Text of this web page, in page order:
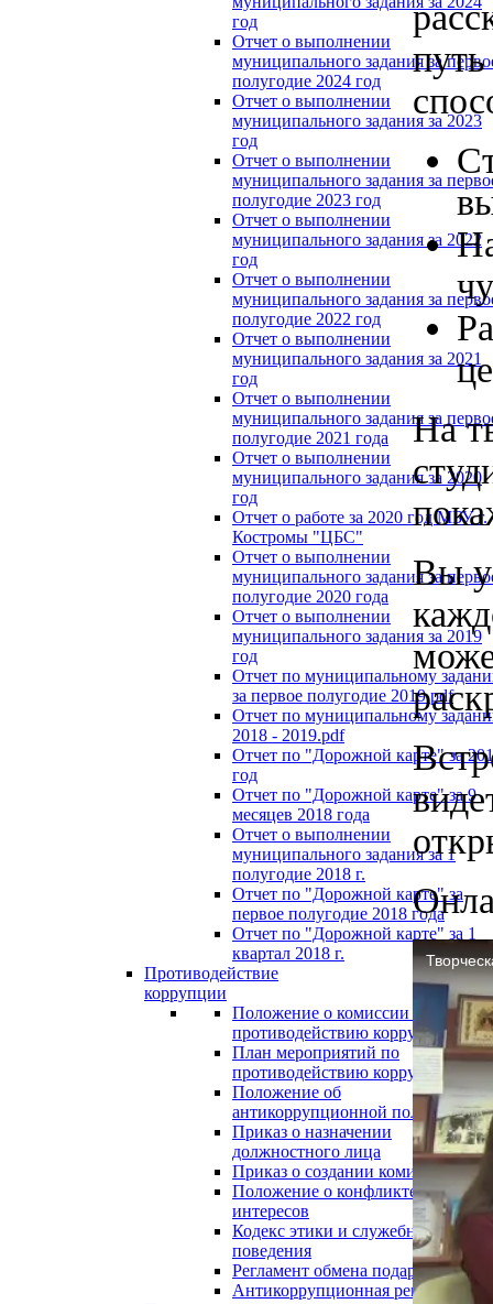
год
Отчет о выполнении
муниципального задания за
полугодие 2024 год
Отчет о выполнении
муниципального задания за 2023
год
Отчет о выполнении
муниципального задания за
полугодие 2023 год
Отчет о выполнении
муниципального задания за 2022
год
Отчет о выполнении
муниципального задания за
полугодие 2022 год
Отчет о выполнении
муниципального задания за 2021
год
Отчет о выполнении
муниципального задания за
полугодие 2021 года
Отчет о выполнении
муниципального задания за 2020
год
Отчет о работе за 2020 год МБУ г.
Костромы "ЦБС"
Отчет о выполнении
муниципального задания за
полугодие 2020 года
Отчет о выполнении
муниципального задания за 2019
год
Отчет по муниципальному
за первое полугодие 2019.pdf
Отчет по муниципальному
2018 - 2019.pdf
Отчет по "Дорожной карте" за
год
Отчет по "Дорожной карте" за 9
месяцев 2018 года
Отчет о выполнении
муниципального задания за 1
полугодие 2018 г.
Отчет по "Дорожной карте" за
первое полугодие 2018 года
Отчет по "Дорожной карте" за 1
квартал 2018 г.
Противодействие
коррупции
Положение о комиссии по
противодействию коррупции
План мероприятий по
противодействию коррупции
Положение об
антикоррупционной политике
Приказ о назначении
должностного лица
Приказ о создании комиссии
Положение о конфликте
интересов
Кодекс этики и служебного
поведения
Регламент обмена подарками
Антикоррупционная реклама
На
Вы